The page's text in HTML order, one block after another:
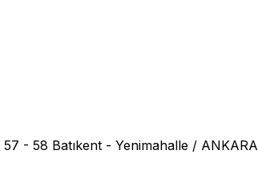
- 58 Batıkent - Yenimahalle / ANKARA